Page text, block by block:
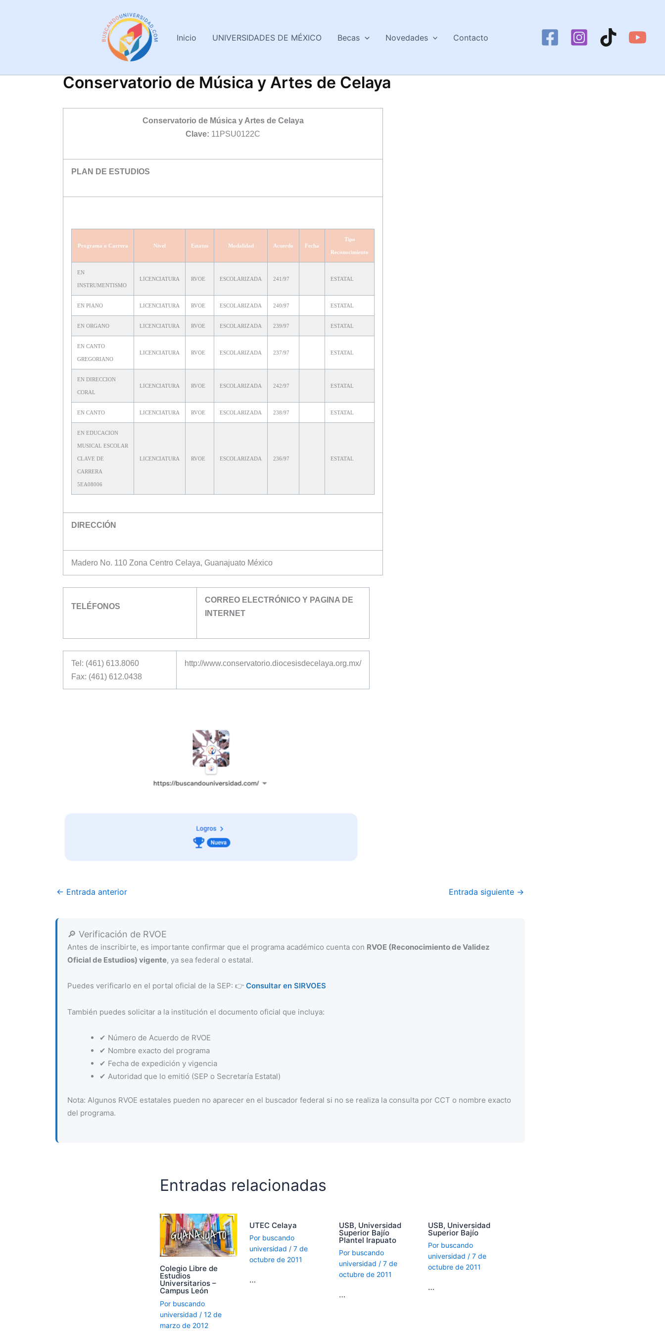
Inicio UNIVERSIDADES DE MÉXICO Becas Novedades Contacto
Conservatorio de Música y Artes de Celaya
Conservatorio de Música y Artes de Celaya
Clave: 11PSU0122C
PLAN DE ESTUDIOS
Programa o Carrera Nivel Estatus Modalidad Acuerdo Fecha
Tipo
Reconocimiento
EN
INSTRUMENTISMO
LICENCIATURA RVOE ESCOLARIZADA 241/97 ESTATAL
EN PIANO LICENCIATURA RVOE ESCOLARIZADA 240/97 ESTATAL
EN ORGANO LICENCIATURA RVOE ESCOLARIZADA 239/97 ESTATAL
EN CANTO
GREGORIANO
LICENCIATURA RVOE ESCOLARIZADA 237/97 ESTATAL
EN DIRECCION
CORAL
LICENCIATURA RVOE ESCOLARIZADA 242/97 ESTATAL
EN CANTO LICENCIATURA RVOE ESCOLARIZADA 238/97 ESTATAL
EN EDUCACION
MUSICAL ESCOLAR
CLAVE DE
CARRERA
5EA08006
LICENCIATURA RVOE ESCOLARIZADA 236/97 ESTATAL
DIRECCIÓN
Madero No. 110 Zona Centro Celaya, Guanajuato México
TELÉFONOS
CORREO ELECTRÓNICO Y PAGINA DE
INTERNET
Tel: (461) 613.8060
Fax: (461) 612.0438
http://www.conservatorio.diocesisdecelaya.org.mx/
← Entrada anterior Entrada siguiente →
🔎 Verificación de RVOE
Antes de inscribirte, es importante confirmar que el programa académico cuenta con RVOE (Reconocimiento de Validez
Oficial de Estudios) vigente, ya sea federal o estatal.
Puedes verificarlo en el portal oficial de la SEP: 👉 Consultar en SIRVOES
También puedes solicitar a la institución el documento oficial que incluya:
✔ Número de Acuerdo de RVOE
✔ Nombre exacto del programa
✔ Fecha de expedición y vigencia
✔ Autoridad que lo emitió (SEP o Secretaría Estatal)
Nota: Algunos RVOE estatales pueden no aparecer en el buscador federal si no se realiza la consulta por CCT o nombre exacto
del programa.
Entradas relacionadas
Colegio Libre de
Estudios
Universitarios –
Campus León
Por buscando
universidad / 12 de
marzo de 2012
UTEC Celaya
Por buscando
universidad / 7 de
octubre de 2011
…
USB, Universidad
Superior Bajío
Plantel Irapuato
Por buscando
universidad / 7 de
octubre de 2011
…
USB, Universidad
Superior Bajío
Por buscando
universidad /7 de
octubre de 2011
…